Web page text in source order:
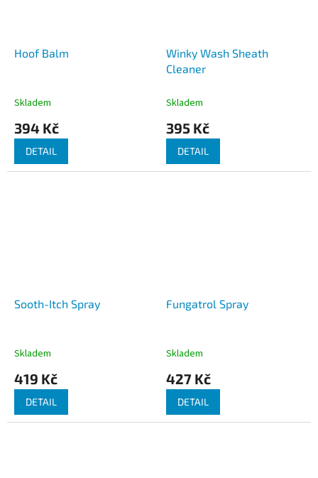
Hoof Balm
Skladem
394 Kč
DETAIL
Winky Wash Sheath
Cleaner
Skladem
395 Kč
DETAIL
Sooth-Itch Spray
Skladem
419 Kč
DETAIL
Fungatrol Spray
Skladem
427 Kč
DETAIL